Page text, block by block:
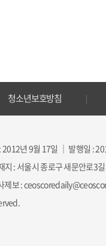
청소년보호방침
년 9월 17일 ｜ 발행일 :
: 서울시 종로구 새문안로3
보 :